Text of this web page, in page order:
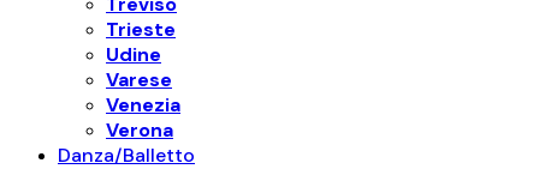
Trieste
Udine
Varese
Venezia
Verona
Danza/Balletto